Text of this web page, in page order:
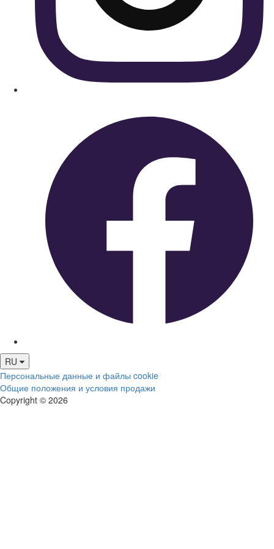
RU
Персональные данные и файлы cookie
Общие положения и условия продажи
Copyright © 2026